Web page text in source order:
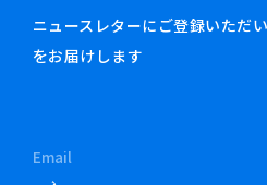
ニュースレターにご登録いただ
をお届けします